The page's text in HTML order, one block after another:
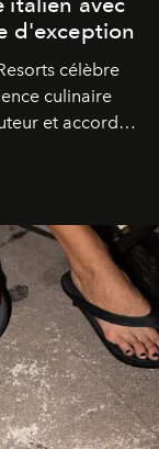
d'exception
célèbre
culinaire
et accords
sensoriel.